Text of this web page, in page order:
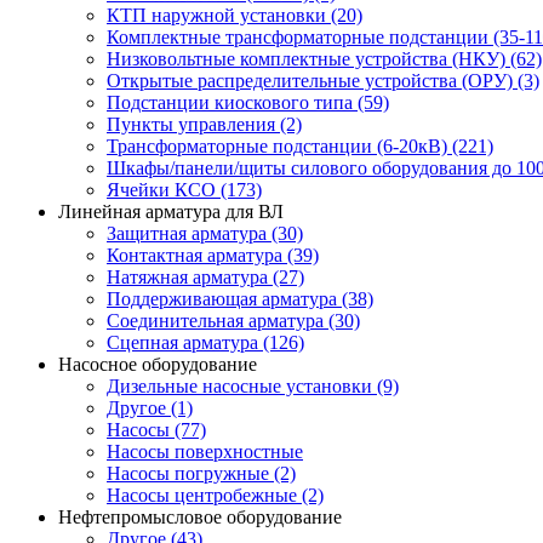
КТП наружной установки (20)
Комплектные трансформаторные подстанции (35-
Низковольтные комплектные устройства (НКУ) (62)
Открытые распределительные устройства (ОРУ) (3)
Подстанции киоскового типа (59)
Пункты управления (2)
Трансформаторные подстанции (6-20кВ) (221)
Шкафы/панели/щиты силового оборудования до
Ячейки КСО (173)
Линейная арматура для ВЛ
Защитная арматура (30)
Контактная арматура (39)
Натяжная арматура (27)
Поддерживающая арматура (38)
Соединительная арматура (30)
Сцепная арматура (126)
Насосное оборудование
Дизельные насосные установки (9)
Другое (1)
Насосы (77)
Насосы поверхностные
Насосы погружные (2)
Насосы центробежные (2)
Нефтепромысловое оборудование
Другое (43)